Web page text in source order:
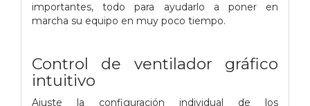
importantes, todo para ayudarlo a poner en
marcha su equipo en muy poco tiempo.
Control de ventilador gráfico
intuitivo
Ajuste la configuración individual de los